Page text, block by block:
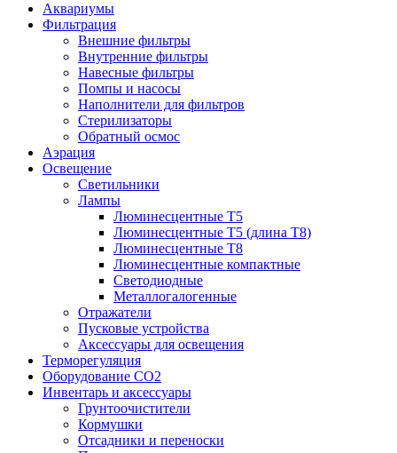
Аквариумы
Фильтрация
Внешние фильтры
Внутренние фильтры
Навесные фильтры
Помпы и насосы
Наполнители для фильтров
Стерилизаторы
Обратный осмос
Аэрация
Освещение
Светильники
Лампы
Люминесцентные T5
Люминесцентные T5 (длина T8)
Люминесцентные T8
Люминесцентные компактные
Светодиодные
Металлогалогенные
Отражатели
Пусковые устройства
Аксессуары для освещения
Терморегуляция
Оборудование CO2
Инвентарь и аксессуары
Грунтоочистители
Кормушки
Отсадники и переноски